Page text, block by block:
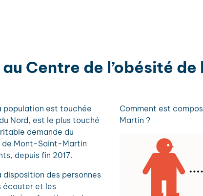
Centre de l’obésité
population est touchée
Nord, est le plus touché
demande du
de Mont-Saint-Martin
depuis fin 2017.
disposition des personnes
écouter et les
Comment est
Martin ?